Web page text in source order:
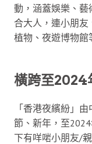
動，涵蓋娛樂、
合大人，連小朋
植物、夜遊博物館
橫跨至2024
「香港夜繽紛」
節、新年，至
下有咩啱小朋友/